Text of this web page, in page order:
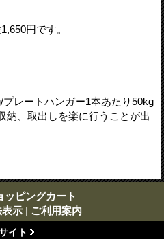
円です。
レートハンガー1本あたり50kg
納、取出しを楽に行うことが出
ッピングカート
示 | ご利用案内
イト